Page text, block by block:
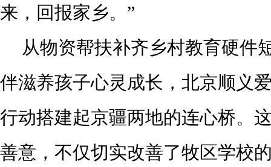
来，回报家乡。”
从物资帮扶补齐乡村教育硬件
伴滋养孩子心灵成长，北京顺义
行动搭建起京疆两地的连心桥。
善意，不仅切实改善了牧区学校